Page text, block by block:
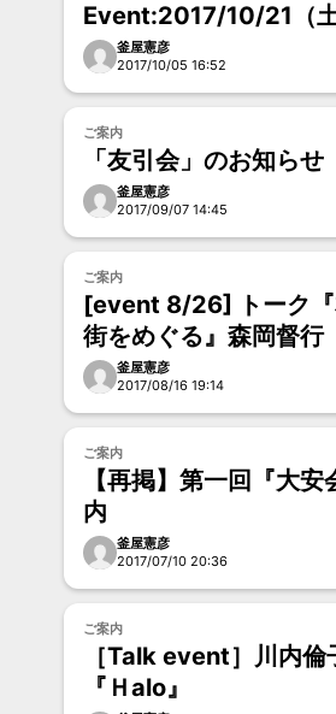
Event:2017/10/21（
征三 アーティストト
釜屋憲彦
2017/10/05 16:52
ご案内
「友引会」のお知らせ
釜屋憲彦
2017/09/07 14:45
ご案内
[event 8/26] トーク『
街をめぐる』森岡督行
店）×吉井美晴（matka
釜屋憲彦
2017/08/16 19:14
ご案内
【再掲】第一回『大
内
釜屋憲彦
2017/07/10 20:36
ご案内
［Talk event］川内倫
『Ｈalo』